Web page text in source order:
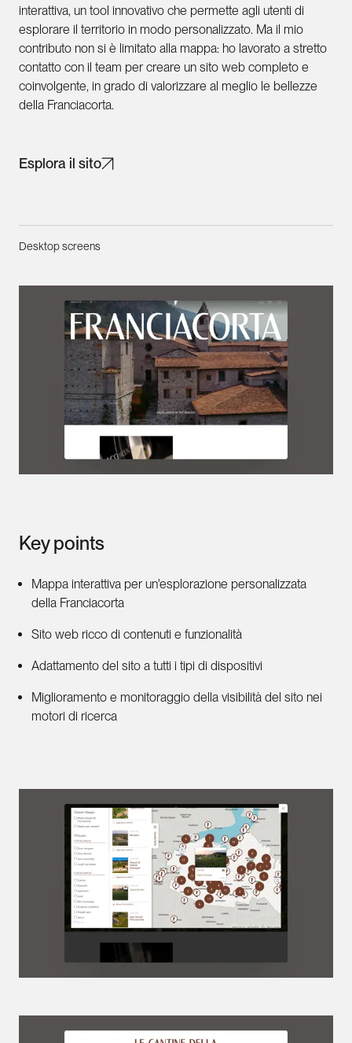
interattiva, un tool innovativo che permette agli utenti di
esplorare il territorio in modo personalizzato. Ma il mio
contributo non si è limitato alla mappa: ho lavorato a stretto
contatto con il team per creare un sito web completo e
coinvolgente, in grado di valorizzare al meglio le bellezze
della Franciacorta.
Esplora il sito
Desktop screens
Key points
Mappa interattiva per un'esplorazione personalizzata
della Franciacorta
Sito web ricco di contenuti e funzionalità
Adattamento del sito a tutti i tipi di dispositivi
Miglioramento e monitoraggio della visibilità del sito nei
motori di ricerca